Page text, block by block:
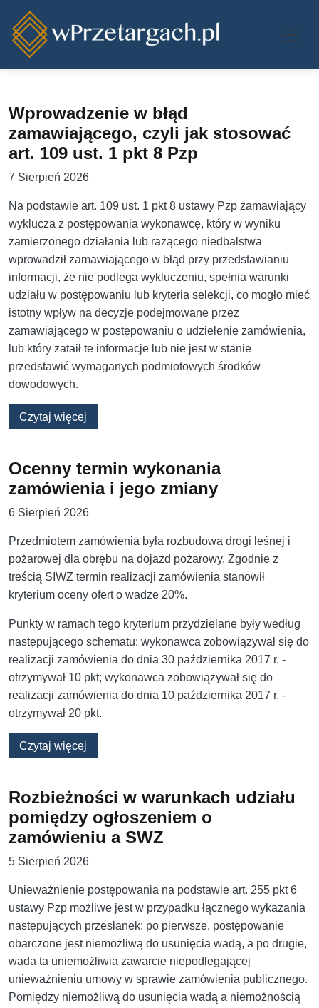
Wprowadzenie w błąd
zamawiającego, czyli jak stosować
art. 109 ust. 1 pkt 8 Pzp
7 Sierpień 2026
Na podstawie art. 109 ust. 1 pkt 8 ustawy Pzp zamawiający
wyklucza z postępowania wykonawcę, który w wyniku
zamierzonego działania lub rażącego niedbalstwa
wprowadził zamawiającego w błąd przy przedstawianiu
informacji, że nie podlega wykluczeniu, spełnia warunki
udziału w postępowaniu lub kryteria selekcji, co mogło mieć
istotny wpływ na decyzje podejmowane przez
zamawiającego w postępowaniu o udzielenie zamówienia,
lub który zataił te informacje lub nie jest w stanie
przedstawić wymaganych podmiotowych środków
dowodowych.
Czytaj więcej
Ocenny termin wykonania
zamówienia i jego zmiany
6 Sierpień 2026
Przedmiotem zamówienia była rozbudowa drogi leśnej i
pożarowej dla obrębu na dojazd pożarowy. Zgodnie z
treścią SIWZ termin realizacji zamówienia stanowił
kryterium oceny ofert o wadze 20%.
Punkty w ramach tego kryterium przydzielane były według
następującego schematu: wykonawca zobowiązywał się do
realizacji zamówienia do dnia 30 października 2017 r. -
otrzymywał 10 pkt; wykonawca zobowiązywał się do
realizacji zamówienia do dnia 10 października 2017 r. -
otrzymywał 20 pkt.
Czytaj więcej
Rozbieżności w warunkach udziału
pomiędzy ogłoszeniem o
zamówieniu a SWZ
5 Sierpień 2026
Unieważnienie postępowania na podstawie art. 255 pkt 6
ustawy Pzp możliwe jest w przypadku łącznego wykazania
następujących przesłanek: po pierwsze, ‎postępowanie
obarczone jest niemożliwą do usunięcia wadą, a ‎po drugie,
wada ta uniemożliwia zawarcie niepodlegającej
unieważnieniu umowy w sprawie zamówienia publicznego.
Pomiędzy niemożliwą do usunięcia wadą a niemożnością